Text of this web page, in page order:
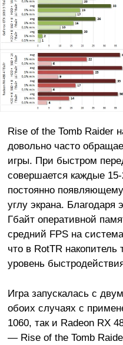
Rise of the Tomb Raider
довольно часто
игры. При быстром
совершается каждые
постоянно
углу экрана.
Гбайт оперативной
средний FPS на
что в RotTR
уровень
Игра запускалась с
обоих случаях с
1060, так и Radeon RX
— Rise of the Tomb